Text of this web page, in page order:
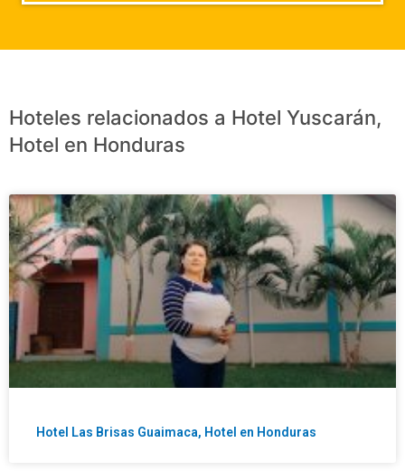
Hoteles relacionados a Hotel Yuscarán,
Hotel en Honduras
Hotel Las Brisas Guaimaca, Hotel en Honduras